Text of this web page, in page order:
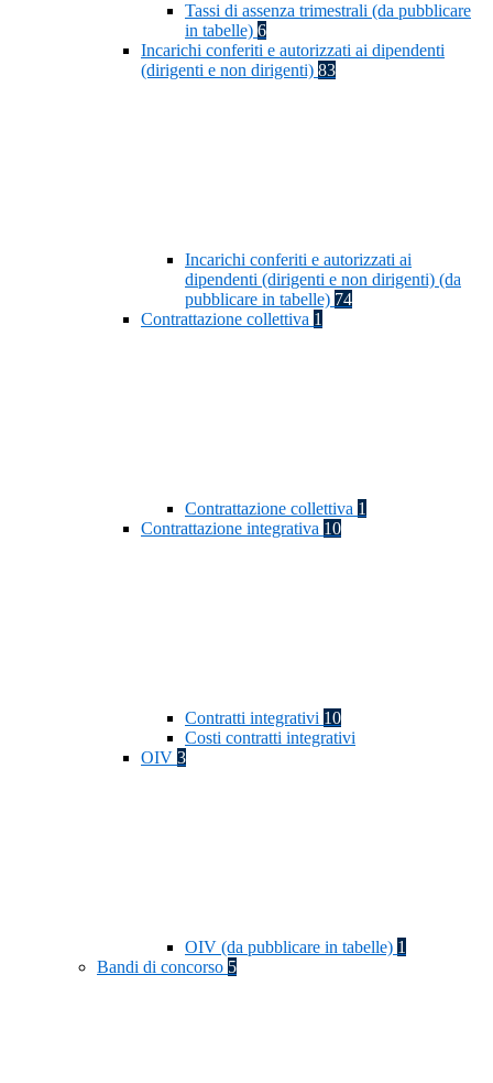
Tassi di assenza trimestrali (da pubblicare
in tabelle) 6
Incarichi conferiti e autorizzati ai dipendenti
(dirigenti e non dirigenti) 83
Incarichi conferiti e autorizzati ai
dipendenti (dirigenti e non dirigenti) (da
pubblicare in tabelle) 74
Contrattazione collettiva 1
Contrattazione collettiva 1
Contrattazione integrativa 10
Contratti integrativi 10
Costi contratti integrativi
OIV 3
OIV (da pubblicare in tabelle) 1
Bandi di concorso 5